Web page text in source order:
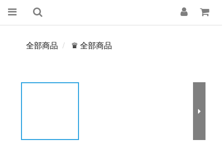
全部商品 ♛ 全部商品